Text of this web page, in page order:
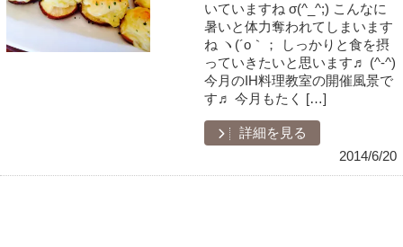
いていますね σ(^_^;) こんなに
暑いと体力奪われてしまいます
ね ヽ(´o｀； しっかりと食を摂
っていきたいと思います♬ (^-^)
今月のIH料理教室の開催風景で
す♬ 今月もたく […]
詳細を見る
2014/6/20